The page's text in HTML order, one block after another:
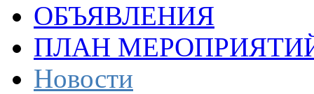
ОБЪЯВЛЕНИЯ
ПЛАН
Новости